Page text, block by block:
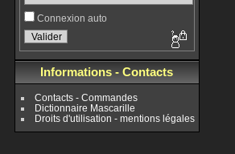
Connexion auto
Informations - Contacts
Contacts - Commandes
Dictionnaire Mascarille
Droits d'utilisation - mentions légales